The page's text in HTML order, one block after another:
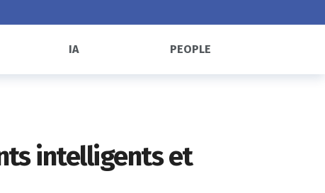
IA PEOPLE
intelligents et